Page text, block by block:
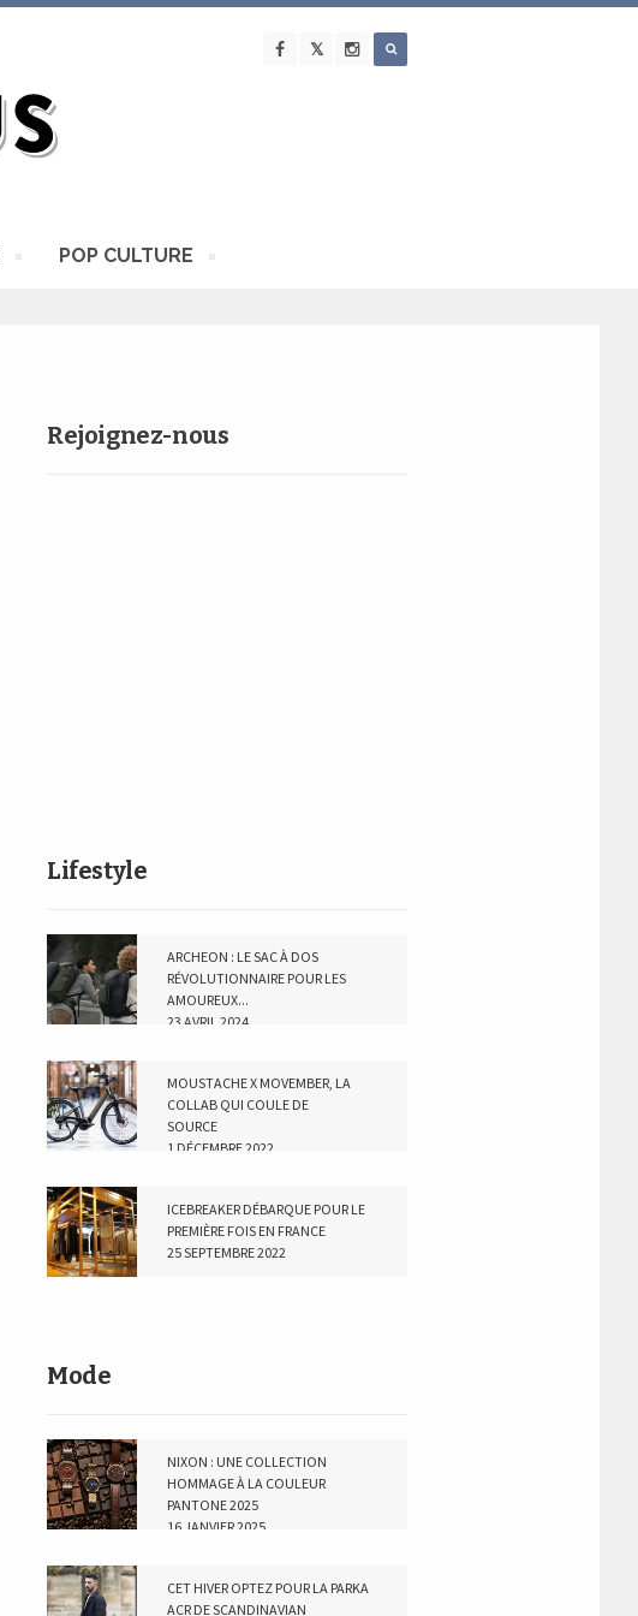
POP CULTURE
Rejoignez-nous
Lifestyle
ARCHEON : LE SAC À DOS
RÉVOLUTIONNAIRE POUR LES
AMOUREUX...
23 AVRIL 2024
MOUSTACHE X MOVEMBER, LA
COLLAB QUI COULE DE
SOURCE
1 DÉCEMBRE 2022
ICEBREAKER DÉBARQUE POUR LE
PREMIÈRE FOIS EN FRANCE
25 SEPTEMBRE 2022
Mode
NIXON : UNE COLLECTION
HOMMAGE À LA COULEUR
PANTONE 2025
16 JANVIER 2025
CET HIVER OPTEZ POUR LA PARKA
ACR DE SCANDINAVIAN